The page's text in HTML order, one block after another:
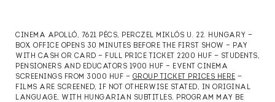
CINEMA APOLLÓ, 7621 PÉCS, PERCZEL MIKLÓS U. 22. HUNGARY —
BOX OFFICE OPENS 30 MINUTES BEFORE THE FIRST SHOW — PAY
WITH CASH OR CARD — FULL PRICE TICKET 2200 HUF — STUDENTS,
PENSIONERS AND EDUCATORS 1900 HUF — EVENT CINEMA
SCREENINGS FROM 3000 HUF — GROUP TICKET PRICES HERE —
FILMS ARE SCREENED, IF NOT OTHERWISE STATED, IN ORIGINAL
LANGUAGE, WITH HUNGARIAN SUBTITLES. PROGRAM MAY BE